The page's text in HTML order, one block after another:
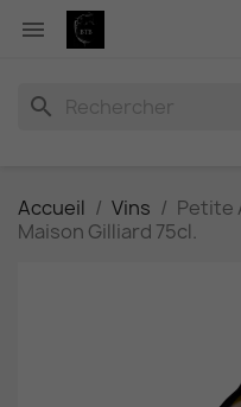

search
Accueil Vins
Petite
Maison Gilliard 75cl.